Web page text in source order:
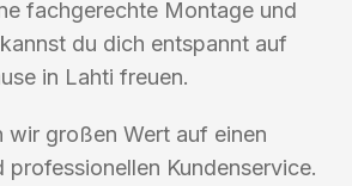
fachgerechte Montage und
du dich entspannt auf
in Lahti freuen.
wir großen Wert auf einen
professionellen Kundenservice.